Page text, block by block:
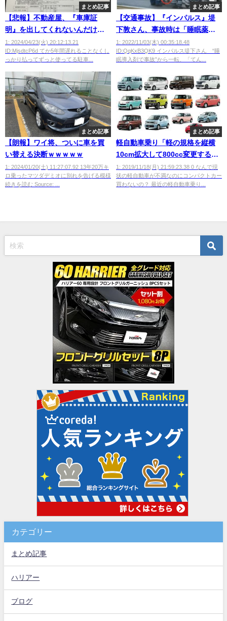
まとめ記事
【悲報】不動産屋、『車庫証
明』を出してくれないんだけど
ｗｗｗｗｗｗ
1: 2024/04/23(火) 20:12:13.21
ID:MjsdtcP6d てか5年間遅れることなくし
っかり払ってずっと使ってる駐車...
まとめ記事
【交通事故】『インパルス』堤
下敦さん、事故時は「睡眠薬等
の影響」と説明も、一転して容
疑を否認「てんかんが原因」と
主張
1: 2022/11/03(木) 00:35:18.48
ID:QqKxB3QK9 インパルス堤下さん “睡
眠導入剤で事故”から一転、「てん...
まとめ記事
【朗報】ワイ将、ついに車を買
い替える決断ｗｗｗｗｗ
1: 2024/01/20(土) 11:27:07.92 13年20万キ
ロ乗ったマツダデミオに別れを告げる模様
続きを読む Source: ...
まとめ記事
軽自動車乗り「軽の規格を縦横
10cm拡大して800cc変更するべ
き」←は？じゃあコンパクトカ
ー買えよ？
1: 2019/11/18(月) 21:59:23.38 0 なんで現
状の軽自動車が不満なのにコンパクトカー
買わないの？ 最近の軽自動車乗り...
カテゴリー
まとめ記事
ハリアー
ブログ